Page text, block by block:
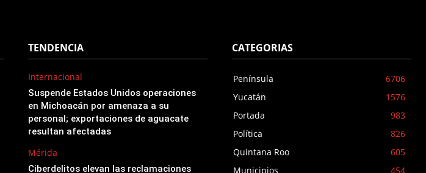
TENDENCIA
Internacional
Suspende Estados Unidos operaciones
en Michoacán por amenaza a su
personal; exportaciones de aguacate
resultan afectadas
Mérida
Ciberdelitos elevan las reclamaciones
CATEGORIAS
Península
6706
Yucatán
1576
Portada
983
Política
826
Quintana Roo
605
Municipios
454